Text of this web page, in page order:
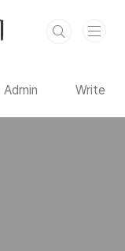
Admin Write